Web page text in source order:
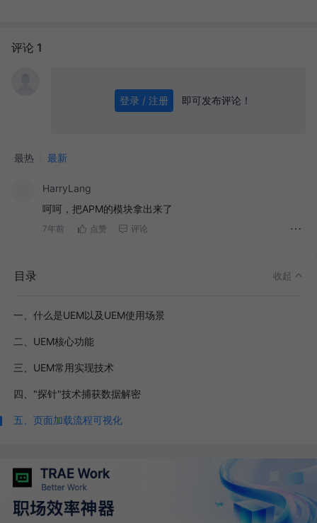
评论 1
登录 / 注册 即可发布评论！
最热 最新
HarryLang
呵呵，把APM的模块拿出来了
7年前 点赞 评论
目录 收起
一、什么是UEM以及UEM使用场景
二、UEM核心功能
三、UEM常用实现技术
四、"探针"技术捕获数据解密
五、页面加载流程可视化